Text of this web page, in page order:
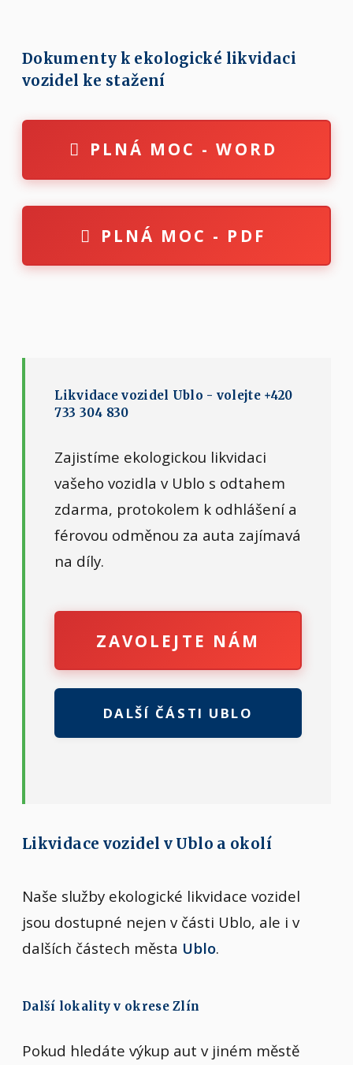
Dokumenty k ekologické likvidaci
vozidel ke stažení
PLNÁ MOC - WORD
PLNÁ MOC - PDF
Likvidace vozidel Ublo - volejte +420
733 304 830
Zajistíme ekologickou likvidaci
vašeho vozidla v Ublo s odtahem
zdarma, protokolem k odhlášení a
férovou odměnou za auta zajímavá
na díly.
ZAVOLEJTE NÁM
DALŠÍ ČÁSTI UBLO
Likvidace vozidel v Ublo a okolí
Naše služby ekologické likvidace vozidel
jsou dostupné nejen v části Ublo, ale i v
dalších částech města Ublo.
Další lokality v okrese Zlín
Pokud hledáte výkup aut v jiném městě